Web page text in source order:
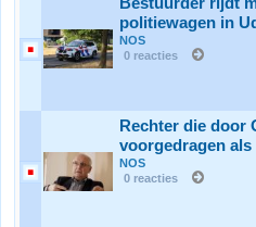
politiewagen in
NOS
0 reacties
Rechter die door
voorgedragen
NOS
0 reacties